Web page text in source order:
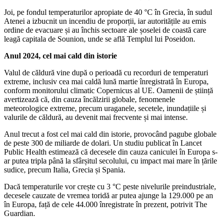
Joi, pe fondul temperaturilor apropiate de 40 °C în Grecia, în sudul
Atenei a izbucnit un incendiu de proporții, iar autoritățile au emis
ordine de evacuare și au închis sectoare ale șoselei de coastă care
leagă capitala de Sounion, unde se află Templul lui Poseidon.
Anul 2024, cel mai cald din istorie
Valul de căldură vine după o perioadă cu recorduri de temperaturi
extreme, inclusiv cea mai caldă lună martie înregistrată în Europa,
conform monitorului climatic Copernicus al UE. Oamenii de știință
avertizează că, din cauza încălzirii globale, fenomenele
meteorologice extreme, precum uraganele, secetele, inundațiile și
valurile de căldură, au devenit mai frecvente și mai intense.
Anul trecut a fost cel mai cald din istorie, provocând pagube globale
de peste 300 de miliarde de dolari. Un studiu publicat în Lancet
Public Health estimează că decesele din cauza caniculei în Europa s-
ar putea tripla până la sfârșitul secolului, cu impact mai mare în țările
sudice, precum Italia, Grecia și Spania.
Dacă temperaturile vor crește cu 3 °C peste nivelurile preindustriale,
decesele cauzate de vremea toridă ar putea ajunge la 129.000 pe an
în Europa, față de cele 44.000 înregistrate în prezent, potrivit The
Guardian.